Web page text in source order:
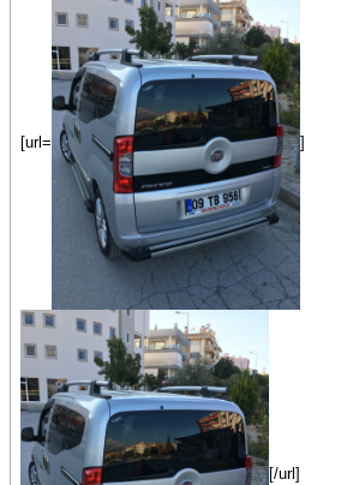
[url= ]
[/url]